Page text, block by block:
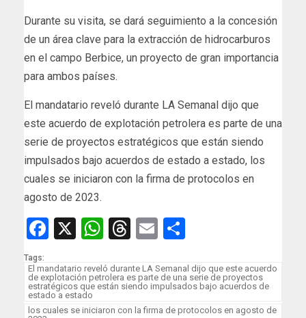
Durante su visita, se dará seguimiento a la concesión
de un área clave para la extracción de hidrocarburos
en el campo Berbice, un proyecto de gran importancia
para ambos países.
El mandatario reveló durante LA Semanal dijo que
este acuerdo de explotación petrolera es parte de una
serie de proyectos estratégicos que están siendo
impulsados bajo acuerdos de estado a estado, los
cuales se iniciaron con la firma de protocolos en
agosto de 2023.
Facebook
X WhatsApp
Threads
Email
Tags:
El mandatario reveló durante LA Semanal dijo que este acuerdo
de explotación petrolera es parte de una serie de proyectos
estratégicos que están siendo impulsados bajo acuerdos de
estado a estado
los cuales se iniciaron con la firma de protocolos en agosto de